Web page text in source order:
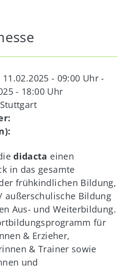
11.02.2025 - 09:00 Uhr -
- 18:00Uhr
didacta einen
in das gesamte
frühkindlichen Bildung,
außerschulische Bildung
Aus- und Weiterbildung.
für
& Erzieher,
& Trainer sowie
und